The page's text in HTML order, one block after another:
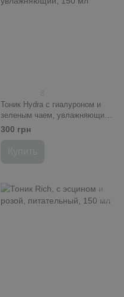
Тоник Hydra с гиалуроном и
зеленым чаем, увлажняющий,
150 мл
300 грн